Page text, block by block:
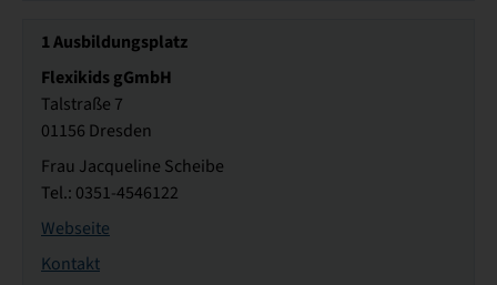
1Ausbildungsplatz
Flexikids gGmbH
Talstraße 7
01156 Dresden
Frau Jacqueline Scheibe
Tel.: 0351-4546122
Webseite
Kontakt